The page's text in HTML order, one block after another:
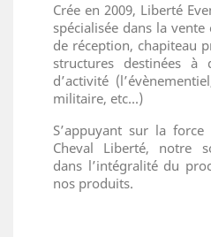
Crée en 2009, Liberté
spécialisée dans la
de réception, chapiteau
structures destinées à
d’activité
militaire, etc...)
S’appuyant sur la
Cheval Liberté, notre
dans l’intégralité du
nos produits.